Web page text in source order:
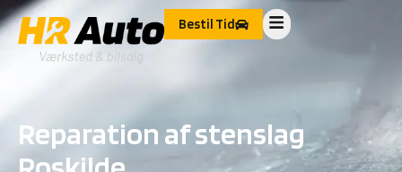
Bestil Tid
Reparation af stenslag